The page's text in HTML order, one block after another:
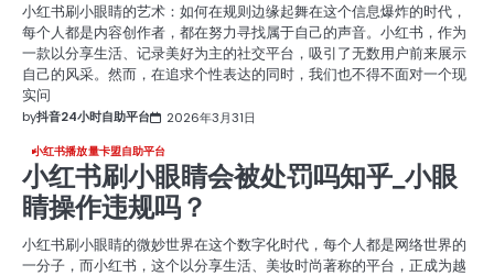
小红书刷小眼睛的艺术：如何在规则边缘起舞在这个信息爆炸的时代，
每个人都是内容创作者，都在努力寻找属于自己的声音。小红书，作为
一款以分享生活、记录美好为主的社交平台，吸引了无数用户前来展示
自己的风采。然而，在追求个性表达的同时，我们也不得不面对一个现
实问
by抖音24小时自助平台 2026年3月31日
小红书播放量卡盟自助平台
小红书刷小眼睛会被处罚吗知乎_小眼
睛操作违规吗？
小红书刷小眼睛的微妙世界在这个数字化时代，每个人都是网络世界的
一分子，而小红书，这个以分享生活、美妆时尚著称的平台，正成为越